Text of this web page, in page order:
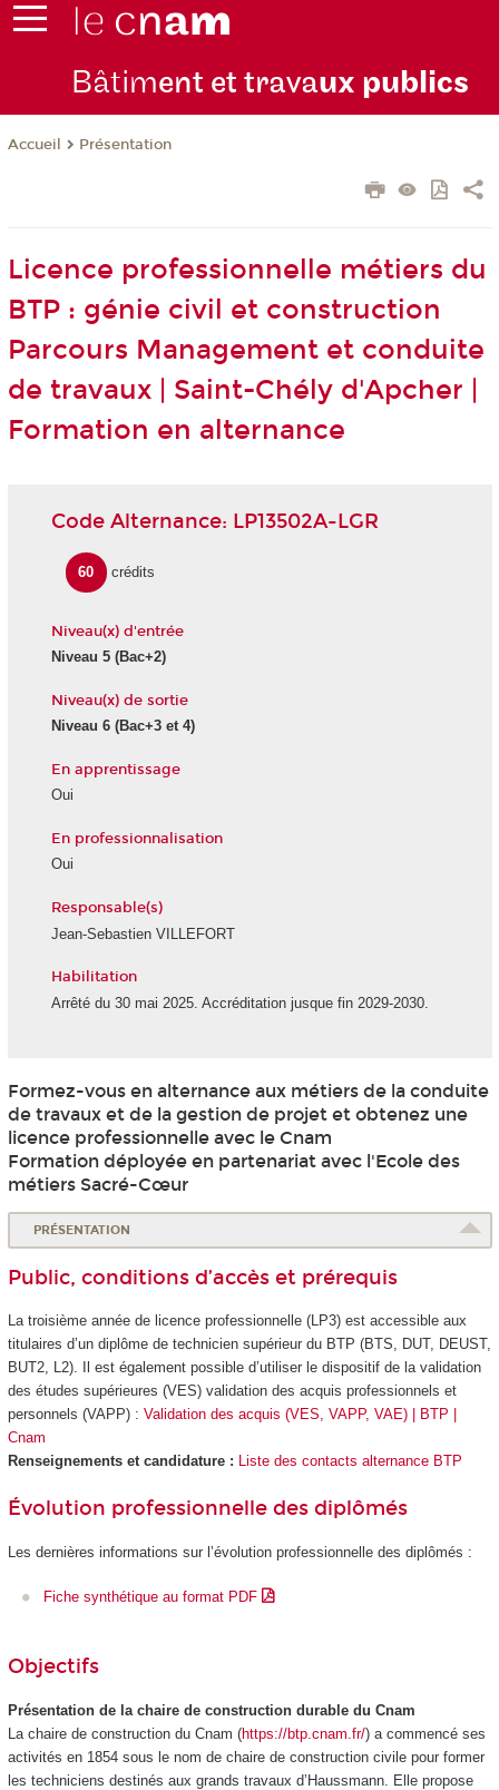
Bâtiment et travaux publics
Accueil Présentation
Licence professionnelle métiers du
BTP : génie civil et construction
Parcours Management et conduite
de travaux | Saint-Chély d'Apcher |
Formation en alternance
Code Alternance: LP13502A-LGR
60 crédits
Niveau(x) d'entrée
Niveau 5(Bac+2)
Niveau(x) de sortie
Niveau 6(Bac+3 et 4)
En apprentissage
Oui
En professionnalisation
Oui
Responsable(s)
Jean-Sebastien VILLEFORT
Habilitation
Arrêté du 30 mai 2025. Accréditation jusque fin 2029-2030.
Formez-vous en alternanceaux métiers de la conduite
de travaux et de la gestion de projet et obtenez une
licence professionnelle avec le Cnam
Formation déployée en partenariat avec l'Ecole des
métiers Sacré-Cœur
PRÉSENTATION
Public, conditions d’accès et prérequis
La troisième année de licence professionnelle (LP3) est accessible aux
titulaires d’un diplôme de technicien supérieur du BTP (BTS, DUT, DEUST,
BUT2, L2). Il est également possible d’utiliser le dispositif de la validation
des études supérieures (VES) validation des acquis professionnels et
personnels (VAPP) : Validation des acquis (VES, VAPP, VAE) | BTP |
Cnam
Renseignements et candidature :
Liste des contacts alternance BTP
Évolution professionnelle des diplômés
Les dernières informations sur l’évolution professionnelle des diplômés :
Fiche synthétique au format PDF
Objectifs
Présentation de la chaire de construction durable du Cnam
La chaire de construction du Cnam (https://btp.cnam.fr/) a commencé ses
activités en 1854 sous le nom de chaire de construction civile pour former
les techniciens destinés aux grands travaux d’Haussmann. Elle propose